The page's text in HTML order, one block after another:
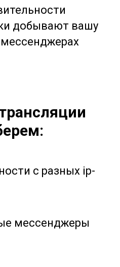
добывают вашу
с разных ip-
мессенджеры